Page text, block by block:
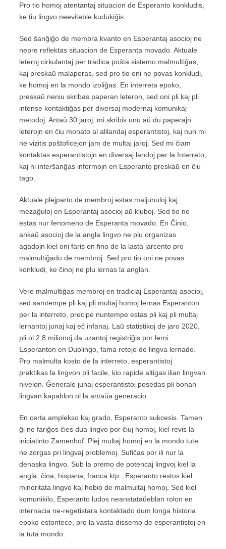
Pro tio homoj atentantaj situacion de Esperanto konkludis,
ke tiu lingvo neeviteble kudukiĝis.
Sed ŝanĝiĝo de membra kvanto en Esperantaj asocioj ne
nepre reflektas situacion de Esperanta movado. Aktuale
leteroj cirkulantaj per tradica poŝta sistemo malmultiĝas,
kaj preskaŭ malaperas, sed pro tio oni ne povas konkludi,
ke homoj en la mondo izoliĝas. En interreta epoko,
preskaŭ neniu skribas paperan leteron, sed oni pli kaj pli
intense kontaktiĝas per diversaj modernaj komunikaj
metodoj. Antaŭ 30 jaroj, mi skribis unu aŭ du paperajn
leterojn en ĉiu monato al alilandaj esperantistoj, kaj nun mi
ne vizitis poŝtoficejon jam de multaj jaroj. Sed mi ĉiam
kontaktas esperantistojn en diversaj landoj per la Interreto,
kaj ni interŝanĝas informojn en Esperanto preskaŭ en ĉiu
tago.
Aktuale plejparto de membroj estas maljunuloj kaj
mezaĝuloj en Esperantaj asocioj aŭ kluboj. Sed tio ne
estas nur fenomeno de Esperanta movado. En Ĉinio,
ankaŭ asocioj de la angla lingvo ne plu organizas
agadojn kiel oni faris en fino de la lasta jarcento pro
malmultiĝado de membroj. Sed pro tio oni ne povas
konkludi, ke ĉinoj ne plu lernas la anglan.
Vere malmultiĝas membroj en tradiciaj Esperantaj asocioj,
sed samtempe pli kaj pli multaj homoj lernas Esperanton
per la interreto, precipe nuntempe estas pli kaj pli multaj
lernantoj junaj kaj eĉ infanaj. Laŭ statistikoj de jaro 2020,
pli ol 2,8 milionoj da uzantoj registriĝis por lerni
Esperanton en Duolingo, fama retejo de lingva lernado.
Pro malmulta kosto de la interreto, esperantistoj
praktikas la lingvon pli facile, kio rapide altigas ilian lingvan
nivelon. Ĝenerale junaj esperantistoj posedas pli bonan
lingvan kapablon ol la antaŭa generacio.
En certa amplekso kaj grado, Esperanto sukcesis. Tamen
ĝi ne fariĝos ĉies dua lingvo por ĉiuj homoj, kiel revis la
iniciatinto Zamenhof. Plej multaj homoj en la mondo tute
ne zorgas pri lingvaj problemoj. Sufiĉas por ili nur la
denaska lingvo. Sub la premo de potencaj lingvoj kiel la
angla, ĉina, hispana, franca ktp., Esperanto restos kiel
minoritata lingvo kaj hobio de malmultaj homoj. Sed kiel
komunikilo, Esperanto ludos neanstataŭeblan rolon en
internacia ne-regetistara kontaktado dum longa historia
epoko estontece, pro la vasta dissemo de esperantistoj en
la tuta mondo.